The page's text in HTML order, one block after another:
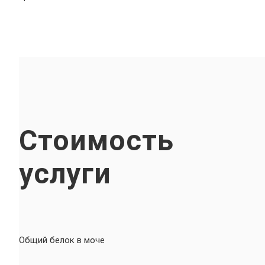
Стоимость
услуги
Общий белок в моче